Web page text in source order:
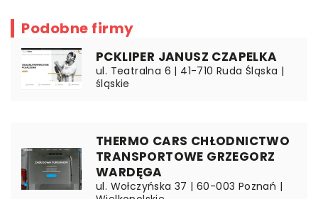
Podobne firmy
PCKLIPER JANUSZ CZAPELKA
ul. Teatralna 6 | 41-710 Ruda Śląska |
śląskie
THERMO CARS CHŁODNICTWO
TRANSPORTOWE GRZEGORZ
WARDĘGA
ul. Wołczyńska 37 | 60-003 Poznań |